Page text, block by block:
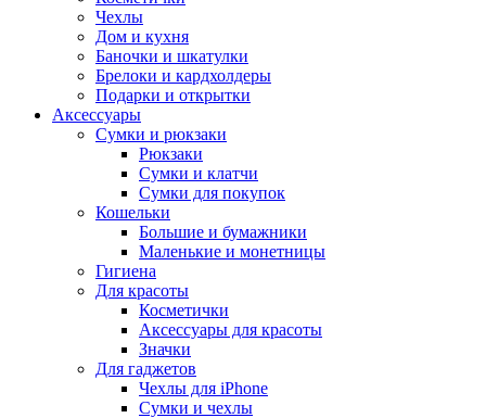
Чехлы
Дом и кухня
Баночки и шкатулки
Брелоки и кардхолдеры
Подарки и открытки
Аксессуары
Сумки и рюкзаки
Рюкзаки
Сумки и клатчи
Сумки для покупок
Кошельки
Большие и бумажники
Маленькие и монетницы
Гигиена
Для красоты
Косметички
Аксессуары для красоты
Значки
Для гаджетов
Чехлы для iPhone
Сумки и чехлы